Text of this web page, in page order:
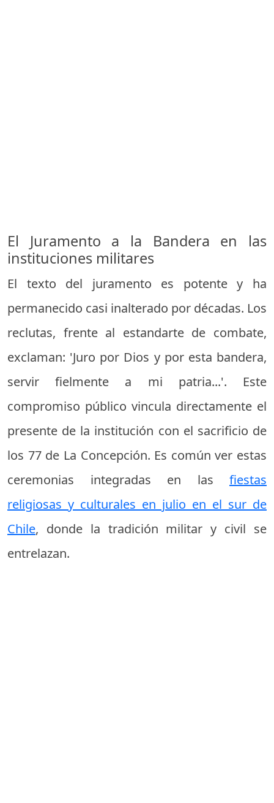
El Juramento a la Bandera en las
instituciones militares
El texto del juramento es potente y ha
permanecido casi inalterado por décadas. Los
reclutas, frente al estandarte de combate,
exclaman: 'Juro por Dios y por esta bandera,
servir fielmente a mi patria...'. Este
compromiso público vincula directamente el
presente de la institución con el sacrificio de
los 77 de La Concepción. Es común ver estas
ceremonias integradas en las fiestas
religiosas y culturales en julio en el sur de
Chile, donde la tradición militar y civil se
entrelazan.